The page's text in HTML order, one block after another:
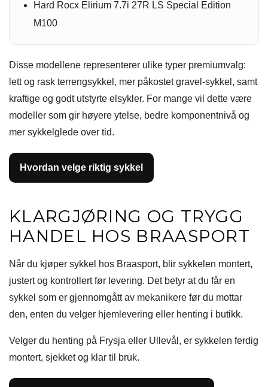
Hard Rocx Elirium 7.7i 27R LS Special Edition
M100
Disse modellene representerer ulike typer premiumvalg:
lett og rask terrengsykkel, mer påkostet gravel-sykkel, samt
kraftige og godt utstyrte elsykler. For mange vil dette være
modeller som gir høyere ytelse, bedre komponentnivå og
mer sykkelglede over tid.
Hvordan velge riktig sykkel
KLARGJØRING OG TRYGG
HANDEL HOS BRAASPORT
Når du kjøper sykkel hos Braasport, blir sykkelen montert,
justert og kontrollert før levering. Det betyr at du får en
sykkel som er gjennomgått av mekanikere før du mottar
den, enten du velger hjemlevering eller henting i butikk.
Velger du henting på Frysja eller Ullevål, er sykkelen ferdig
montert, sjekket og klar til bruk.